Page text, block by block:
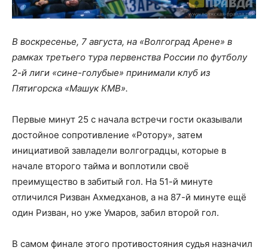
В воскресенье, 7 августа, на «Волгоград Арене» в
рамках третьего тура первенства России по футболу
2-й лиги «сине-голубые» принимали клуб из
Пятигорска «Машук КМВ».
Первые минут 25 с начала встречи гости оказывали
достойное сопротивление «Ротору», затем
инициативой завладели волгоградцы, которые в
начале второго тайма и воплотили своё
преимущество в забитый гол. На 51-й минуте
отличился Ризван Ахмедханов, а на 87-й минуте ещё
один Ризван, но уже Умаров, забил второй гол.
В самом финале этого противостояния судья назначил